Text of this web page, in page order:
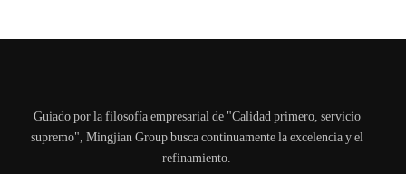
Guiado por la filosofía empresarial de "Calidad primero, servicio
supremo", Mingjian Group busca continuamente la excelencia y el
refinamiento.